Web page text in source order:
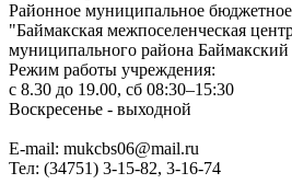
Районное муниципальное
"Баймакская межпоселенческая
муниципального района Баймакский
Режим работы учреждения:
с 8.30 до 19.00, сб 08:30–15:30
Воскресенье - выходной
Е-mail: mukcbs06@mail.ru
Тел: (34751) 3-15-82, 3-16-74